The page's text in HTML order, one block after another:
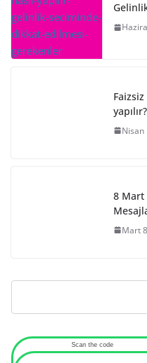
yapılır?
Nisan
8 Mart
Mart
Scan the code